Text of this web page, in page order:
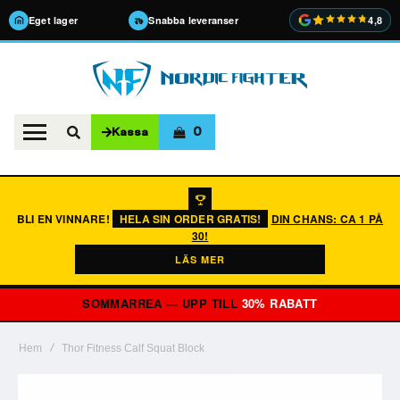
Eget lager Snabba leveranser 4,8
Kassa 0
BLI EN VINNARE! HELA SIN ORDER GRATIS!
DIN CHANS: CA 1 PÅ
30!
LÄS MER
SOMMARREA — UPP TILL 30% RABATT
Hem Thor Fitness Calf Squat Block